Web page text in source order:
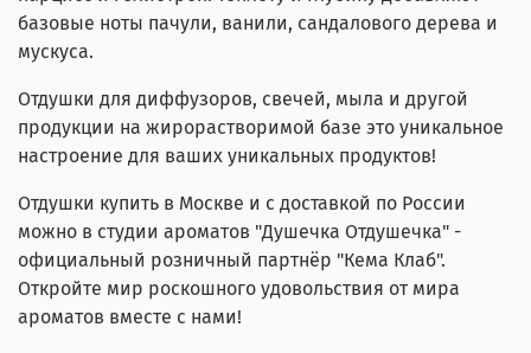
базовые ноты пачули, ванили, сандалового дерева и
мускуса.
Отдушки для диффузоров, свечей, мыла и другой
продукции на жирорастворимой базе это уникальное
настроение для ваших уникальных продуктов!
Отдушки купить в Москве и с доставкой по России
можно в студии ароматов "Душечка Отдушечка" -
официальный розничный партнёр "Кема Клаб".
Откройте мир роскошного удовольствия от мира
ароматов вместе с нами!